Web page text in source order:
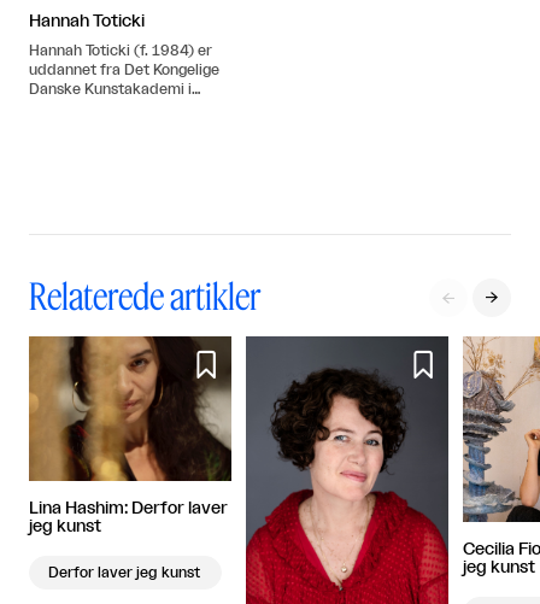
Hannah Toticki
Hannah Toticki (f. 1984) er
uddannet fra Det Kongelige
Danske Kunstakademi i
Relaterede artikler  

Lina Hashim: Derfor laver
jeg kunst
Derfor laver jeg kunst

Cecilia
jeg kunst